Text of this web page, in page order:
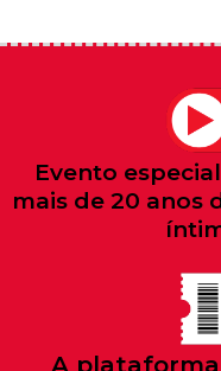
Evento
mais de 20 anos